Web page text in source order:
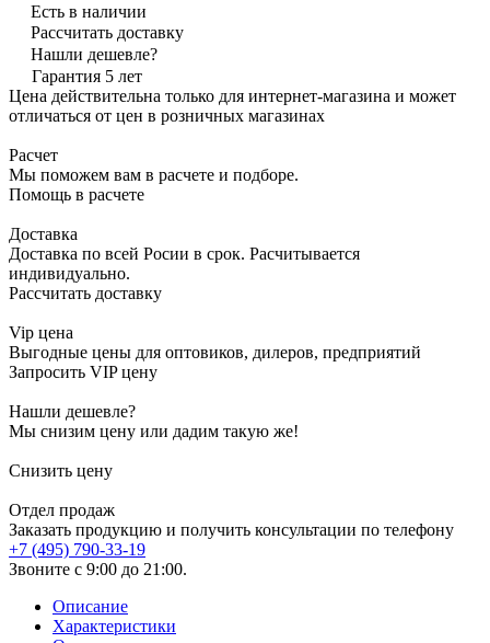
Есть в наличии
Рассчитать доставку
Нашли дешевле?
Гарантия 5 лет
Цена действительна только для интернет-магазина и может
отличаться от цен в розничных магазинах
Расчет
Мы поможем вам в расчете и подборе.
Помощь в расчете
Доставка
Доставка по всей Росии в срок. Расчитывается
индивидуально.
Рассчитать доставку
Vip цена
Выгодные цены для оптовиков, дилеров, предприятий
Запросить VIP цену
Нашли дешевле?
Мы снизим цену или дадим такую же!
Снизить цену
Отдел продаж
Заказать продукцию и получить консультации по телефону
+7 (495) 790-33-19
Звоните с 9:00 до 21:00.
Описание
Характеристики